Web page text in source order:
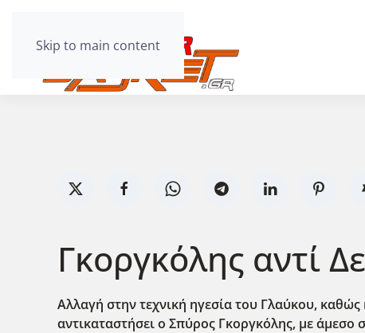
Skip to main content
Γκοργκόλης αντί
Αλλαγή στην τεχνική ηγεσία του Γλαύκου,
αντικαταστήσει ο Σπύρος Γκοργκόλης, με άμεσο